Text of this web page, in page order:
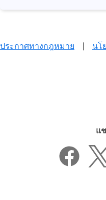
ประกาศทางกฎหมาย นโ
แ